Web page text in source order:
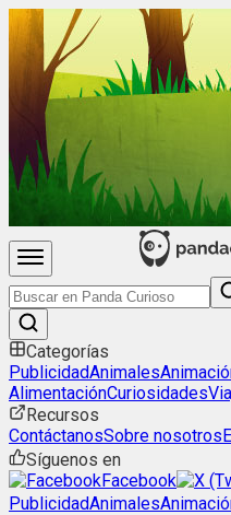
Categorías
PublicidadAnimales
AlimentaciónCuriosidades
Recursos
ContáctanosSobre nosotros
Síguenos en
Facebook
PublicidadAnimales